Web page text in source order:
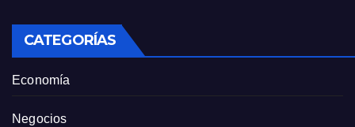
CATEGORÍAS
Economía
Negocios